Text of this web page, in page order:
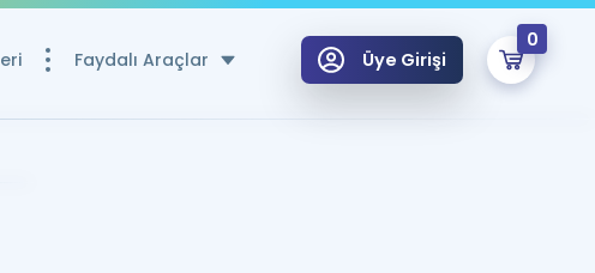
Faydalı Araçlar
için Ücretsiz Kaynaklar
Üye Girişi
0